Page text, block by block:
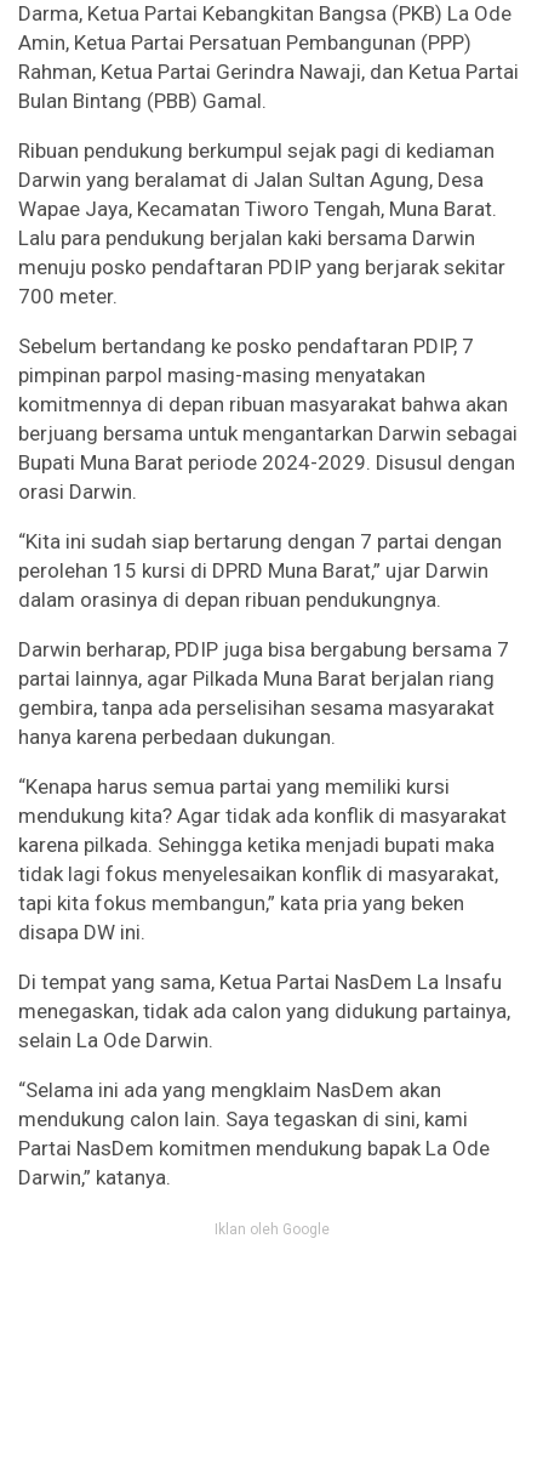
Darma, Ketua Partai Kebangkitan Bangsa (PKB) La Ode
Amin, Ketua Partai Persatuan Pembangunan (PPP)
Rahman, Ketua Partai Gerindra Nawaji, dan Ketua Partai
Bulan Bintang (PBB) Gamal.
Ribuan pendukung berkumpul sejak pagi di kediaman
Darwin yang beralamat di Jalan Sultan Agung, Desa
Wapae Jaya, Kecamatan Tiworo Tengah, Muna Barat.
Lalu para pendukung berjalan kaki bersama Darwin
menuju posko pendaftaran PDIP yang berjarak sekitar
700 meter.
Sebelum bertandang ke posko pendaftaran PDIP, 7
pimpinan parpol masing-masing menyatakan
komitmennya di depan ribuan masyarakat bahwa akan
berjuang bersama untuk mengantarkan Darwin sebagai
Bupati Muna Barat periode 2024-2029. Disusul dengan
orasi Darwin.
“Kita ini sudah siap bertarung dengan 7 partai dengan
perolehan 15 kursi di DPRD Muna Barat,” ujar Darwin
dalam orasinya di depan ribuan pendukungnya.
Darwin berharap, PDIP juga bisa bergabung bersama 7
partai lainnya, agar Pilkada Muna Barat berjalan riang
gembira, tanpa ada perselisihan sesama masyarakat
hanya karena perbedaan dukungan.
“Kenapa harus semua partai yang memiliki kursi
mendukung kita? Agar tidak ada konflik di masyarakat
karena pilkada. Sehingga ketika menjadi bupati maka
tidak lagi fokus menyelesaikan konflik di masyarakat,
tapi kita fokus membangun,” kata pria yang beken
disapa DW ini.
Di tempat yang sama, Ketua Partai NasDem La Insafu
menegaskan, tidak ada calon yang didukung partainya,
selain La Ode Darwin.
“Selama ini ada yang mengklaim NasDem akan
mendukung calon lain. Saya tegaskan di sini, kami
Partai NasDem komitmen mendukung bapak La Ode
Darwin,” katanya.
Iklan oleh Google